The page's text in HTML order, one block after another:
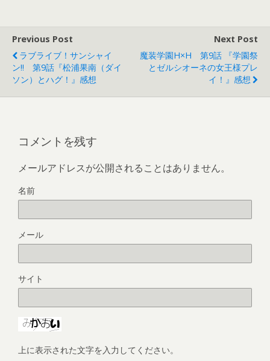
Previous Post
ラブライブ！サンシャイ
ン!! 第9話『松浦果南（ダイ
ソン）とハグ！』感想
Next Post
魔装学園H×H 第9話 『学園祭
とゼルシオーネの女王様プレ
イ！』感想
コメントを残す
メールアドレスが公開されることはありません。
名前
メール
サイト
上に表示された文字を入力してください。